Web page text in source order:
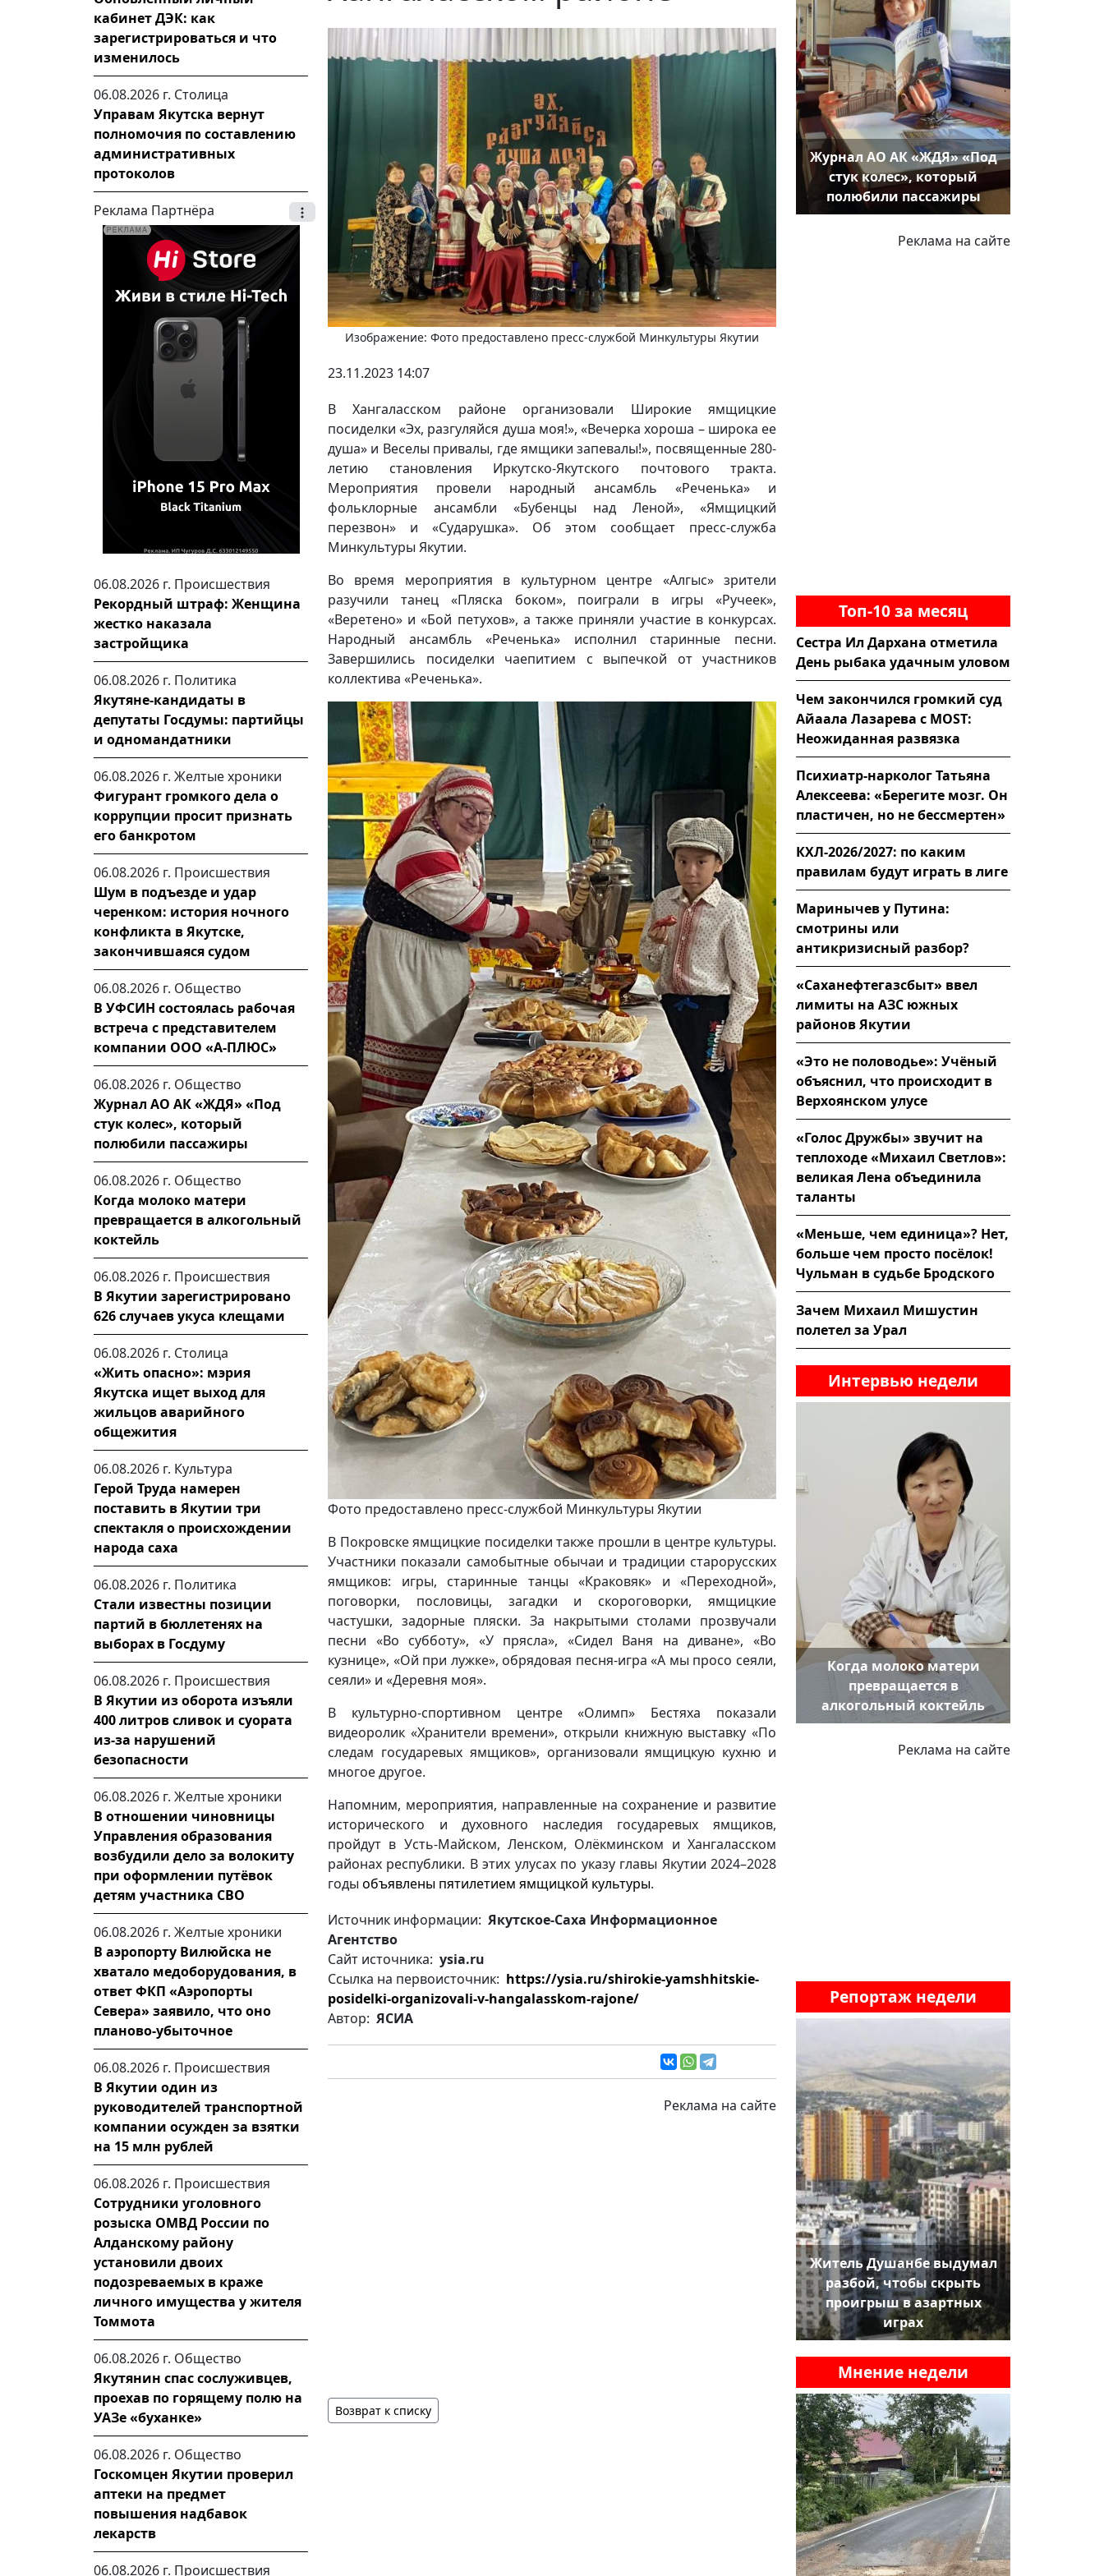
кабинет ДЭК: как
зарегистрироваться и что
изменилось
06.08.2026 г. Столица
Управам Якутска вернут
полномочия по составлению
административных
протоколов
Реклама Партнёра
06.08.2026 г. Происшествия
Рекордный штраф: Женщина
жестко наказала
застройщика
06.08.2026 г. Политика
Якутяне-кандидаты в
депутаты Госдумы: партийцы
и одномандатники
06.08.2026 г. Желтые хроники
Фигурант громкого дела о
коррупции просит признать
его банкротом
06.08.2026 г. Происшествия
Шум в подъезде и удар
черенком: история ночного
конфликта в Якутске,
закончившаяся судом
06.08.2026 г. Общество
В УФСИН состоялась рабочая
встреча с представителем
компании ООО «А-ПЛЮС»
06.08.2026 г. Общество
Журнал АО АК «ЖДЯ» «Под
стук колес», который
полюбили пассажиры
06.08.2026 г. Общество
Когда молоко матери
превращается в алкогольный
коктейль
06.08.2026 г. Происшествия
В Якутии зарегистрировано
626 случаев укуса клещами
06.08.2026 г. Столица
«Жить опасно»: мэрия
Якутска ищет выход для
жильцов аварийного
общежития
06.08.2026 г. Культура
Герой Труда намерен
поставить в Якутии три
спектакля о происхождении
народа саха
06.08.2026 г. Политика
Стали известны позиции
партий в бюллетенях на
выборах в Госдуму
06.08.2026 г. Происшествия
В Якутии из оборота изъяли
400 литров сливок и суората
из-за нарушений
безопасности
06.08.2026 г. Желтые хроники
В отношении чиновницы
Управления образования
возбудили дело за волокиту
при оформлении путёвок
детям участника СВО
06.08.2026 г. Желтые хроники
В аэропорту Вилюйска не
хватало медоборудования, в
ответ ФКП «Аэропорты
Севера» заявило, что оно
планово-убыточное
06.08.2026 г. Происшествия
В Якутии один из
руководителей транспортной
компании осужден за взятки
на 15 млн рублей
06.08.2026 г. Происшествия
Сотрудники уголовного
розыска ОМВД России по
Алданскому району
установили двоих
подозреваемых в краже
личного имущества у жителя
Томмота
06.08.2026 г. Общество
Якутянин спас сослуживцев,
проехав по горящему полю на
УАЗе «буханке»
06.08.2026 г. Общество
Госкомцен Якутии проверил
аптеки на предмет
повышения надбавок
лекарств
06.08.2026 г. Происшествия
Изображение: Фото предоставлено пресс-службой Минкультуры Якутии
23.11.2023 14:07
В Хангаласском районе организовали Широкие ямщицкие
посиделки «Эх, разгуляйся душа моя!», «Вечерка хороша – широка ее
душа» и Веселы привалы, где ямщики запевалы!», посвященные 280-
летию становления Иркутско-Якутского почтового тракта.
Мероприятия провели народный ансамбль «Реченька» и
фольклорные ансамбли «Бубенцы над Леной», «Ямщицкий
перезвон» и «Сударушка». Об этом сообщает пресс-служба
Минкультуры Якутии.
Во время мероприятия в культурном центре «Алгыс» зрители
разучили танец «Пляска боком», поиграли в игры «Ручеек»,
«Веретено» и «Бой петухов», а также приняли участие в конкурсах.
Народный ансамбль «Реченька» исполнил старинные песни.
Завершились посиделки чаепитием с выпечкой от участников
коллектива «Реченька».
Фото предоставлено пресс-службой Минкультуры Якутии
В Покровске ямщицкие посиделки также прошли в центре культуры.
Участники показали самобытные обычаи и традиции старорусских
ямщиков: игры, старинные танцы «Краковяк» и «Переходной»,
поговорки, пословицы, загадки и скороговорки, ямщицкие
частушки, задорные пляски. За накрытыми столами прозвучали
песни «Во субботу», «У прясла», «Сидел Ваня на диване», «Во
кузнице», «Ой при лужке», обрядовая песня-игра «А мы просо сеяли,
сеяли» и «Деревня моя».
В культурно-спортивном центре «Олимп» Бестяха показали
видеоролик «Хранители времени», открыли книжную выставку «По
следам государевых ямщиков», организовали ямщицкую кухню и
многое другое.
Напомним, мероприятия, направленные на сохранение и развитие
исторического и духовного наследия государевых ямщиков,
пройдут в Усть-Майском, Ленском, Олёкминском и Хангаласском
районах республики. В этих улусах по указу главы Якутии 2024–2028
годы объявлены пятилетием ямщицкой культуры.
Источник информации: Якутское-Саха Информационное
Агентство
Сайт источника: ysia.ru
Ссылка на первоисточник: https://ysia.ru/shirokie-yamshhitskie-
posidelki-organizovali-v-hangalasskom-rajone/
Автор: ЯСИА
Реклама на сайте
Возврат к списку
Журнал АО АК «ЖДЯ» «Под
стук колес», который
полюбили пассажиры
Реклама на сайте
Топ-10 за месяц
Сестра Ил Дархана отметила
День рыбака удачным уловом
Чем закончился громкий суд
Айаала Лазарева с MOST:
Неожиданная развязка
Психиатр-нарколог Татьяна
Алексеева: «Берегите мозг. Он
пластичен, но не бессмертен»
КХЛ-2026/2027: по каким
правилам будут играть в лиге
Маринычев у Путина:
смотрины или
антикризисный разбор?
«Саханефтегазсбыт» ввел
лимиты на АЗС южных
районов Якутии
«Это не половодье»: Учёный
объяснил, что происходит в
Верхоянском улусе
«Голос Дружбы» звучит на
теплоходе «Михаил Светлов»:
великая Лена объединила
таланты
«Меньше, чем единица»? Нет,
больше чем просто посёлок!
Чульман в судьбе Бродского
Зачем Михаил Мишустин
полетел за Урал
Интервью недели
Когда молоко матери
превращается в
алкогольный коктейль
Реклама на сайте
Репортаж недели
Житель Душанбе выдумал
разбой, чтобы скрыть
проигрыш в азартных
играх
Мнение недели